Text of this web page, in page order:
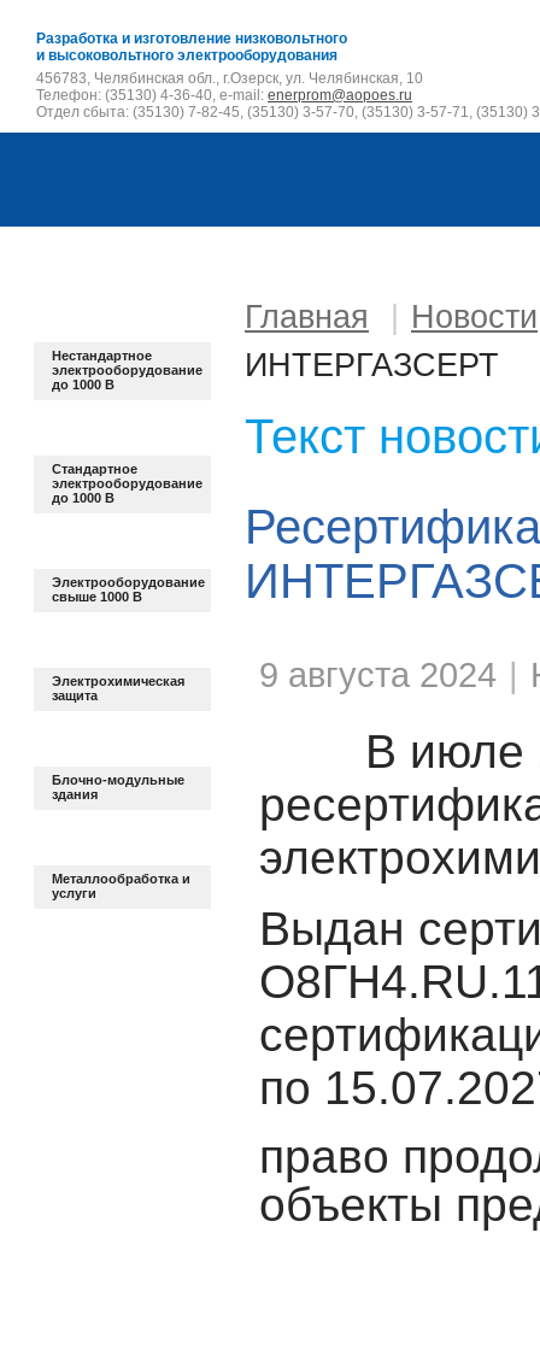
Разработка и изготовление низковольтного
и высоковольтного электрооборудования
456783, Челябинская обл., г.Озерск, ул. Челябинская, 10
Телефон: (35130) 4-36-40, e-mail: enerprom@aopoes.ru
Отдел сбыта: (35130) 7-82-45, (35130) 3-57-70, (35130) 3-57-71, (35130)
Нестандартное
электрооборудование
до 1000 В
Стандартное
электрооборудование
до 1000 В
Электрооборудование
свыше 1000 В
Электрохимическая
защита
Блочно-модульные
здания
Металлообработка и
услуги
Главная
Новости
ИНТЕРГАЗСЕРТ
Текст
9 августа 2024 |
В июле
Выдан
по
право
объекты